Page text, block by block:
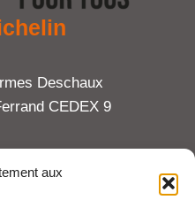
aux
Deschaux
CEDEX 9